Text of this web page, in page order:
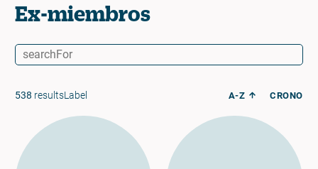
Ex-miembros
538 resultsLabel A-Z CRONO